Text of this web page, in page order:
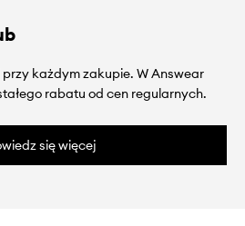
przy każdym zakupie. W Answear
rabatu od cen regularnych.
się więcej